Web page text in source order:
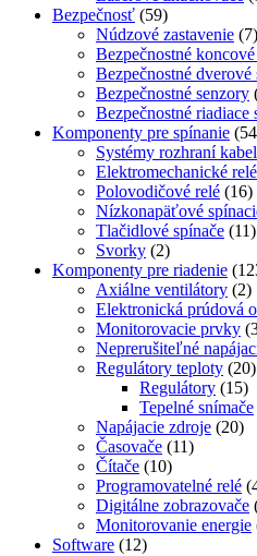
Bezpečnosť (59)
Núdzové zastavenie (7)
Bezpečnostné
Bezpečnostné dverové
Bezpečnostné senzory
Bezpečnostné riadiace
Komponenty pre spínanie
Systémy rozhraní
Elektromechanické relé
Polovodičové relé (16)
Nízkonapäťové
Tlačidlové spínače (11)
Svorky (2)
Komponenty pre riadenie
Axiálne ventilátory (2)
Elektronická prúdová
Monitorovacie prvky
Neprerušiteľné
Regulátory teploty (20)
Regulátory (15)
Tepelné snímače
Napájacie zdroje (20)
Časovače (11)
Čítače (10)
Programovatelné relé
Digitálne zobrazovače
Monitorovanie energie
Software (12)